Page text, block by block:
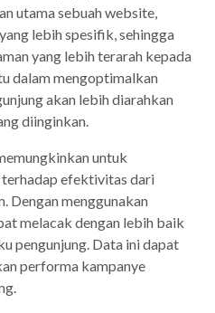
utama sebuah website,
lebih spesifik, sehingga
yang lebih terarah kepada
dalam mengoptimalkan
akan lebih diarahkan
diinginkan.
untuk
efektivitas dari
Dengan menggunakan
melacak dengan lebih baik
pengunjung. Data ini dapat
performa kampanye